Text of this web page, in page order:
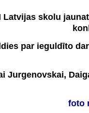
Latvijas skolu
par ieguldīto
Jurgenovskai,
foto